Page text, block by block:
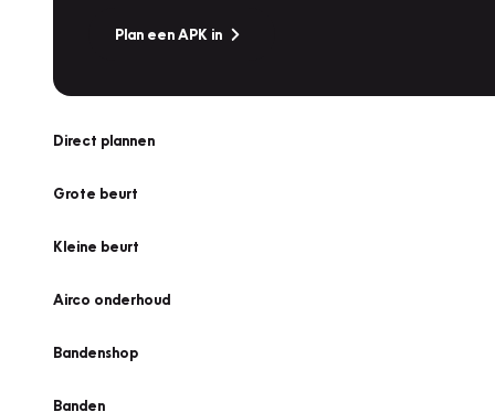
Plan een APK in
Direct plannen
Grote beurt
Kleine beurt
Airco onderhoud
Bandenshop
Banden